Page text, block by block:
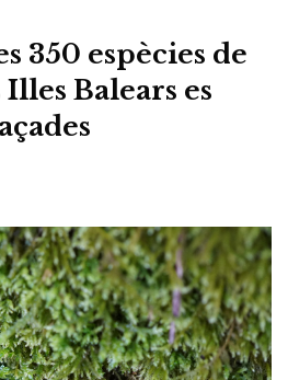
350 espècies de
Balears es